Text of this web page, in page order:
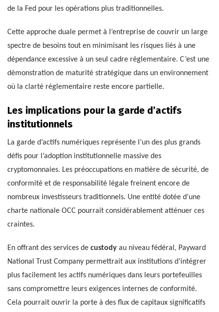
de la Fed pour les opérations plus traditionnelles.
Cette approche duale permet à l’entreprise de couvrir un large
spectre de besoins tout en minimisant les risques liés à une
dépendance excessive à un seul cadre réglementaire. C’est une
démonstration de maturité stratégique dans un environnement
où la clarté réglementaire reste encore partielle.
Les implications pour la garde d’actifs
institutionnels
La garde d’actifs numériques représente l’un des plus grands
défis pour l’adoption institutionnelle massive des
cryptomonnaies. Les préoccupations en matière de sécurité, de
conformité et de responsabilité légale freinent encore de
nombreux investisseurs traditionnels. Une entité dotée d’une
charte nationale OCC pourrait considérablement atténuer ces
craintes.
En offrant des services de custody au niveau fédéral, Payward
National Trust Company permettrait aux institutions d’intégrer
plus facilement les actifs numériques dans leurs portefeuilles
sans compromettre leurs exigences internes de conformité.
Cela pourrait ouvrir la porte à des flux de capitaux significatifs